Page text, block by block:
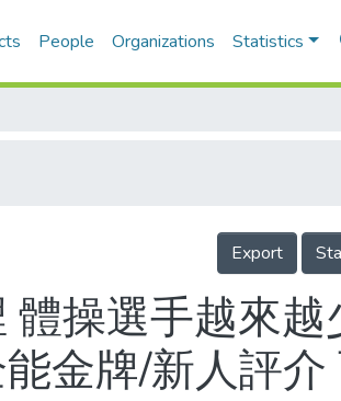
People Organizations Statistics
Export
操選手越來越
金牌/新人評介